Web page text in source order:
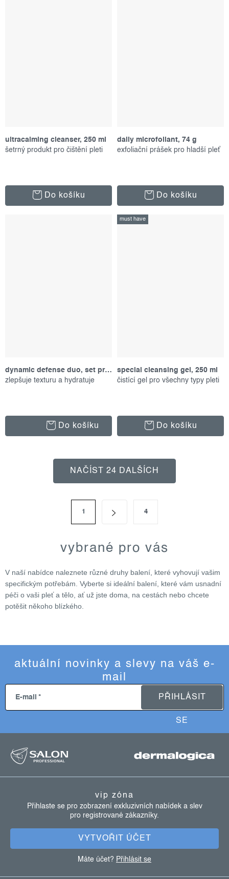
ultracalming cleanser, 250 ml
šetrný produkt pro čištění pleti
Do košíku
daily microfoliant, 74 g
exfoliační prášek pro hladší pleť
Do košíku
dynamic defense duo, set produktů
zlepšuje texturu a hydratuje
Do košíku
must have
special cleansing gel, 250 ml
čistící gel pro všechny typy pleti
Do košíku
r
v
k
y
p
u
NAČÍST 24 DALŠÍCH
v
á
í
1 4
vybrané pro vás
V naší nabídce naleznete různé druhy balení, které vyhovují vašim
specifickým potřebám. Vyberte si ideální balení, které vám usnadní
péči o vaši pleť a tělo, ať už jste doma, na cestách nebo chcete
potěšit někoho blízkého.
aktuální novinky a slevy na váš e-
mail
E-mail PŘIHLÁSIT
SE
vip zóna
Přihlaste se pro zobrazení exkluzivních nabídek a slev
pro registrované zákazníky.
VYTVOŘIT ÚČET
Máte účet? Přihlásit se